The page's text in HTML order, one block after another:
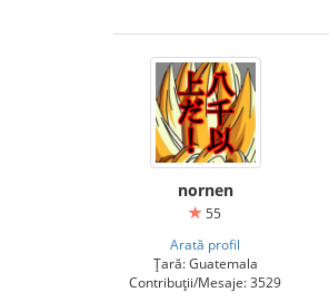
nornen
55
Arată profil
Țară: Guatemala
Contribuții/Mesaje: 3529